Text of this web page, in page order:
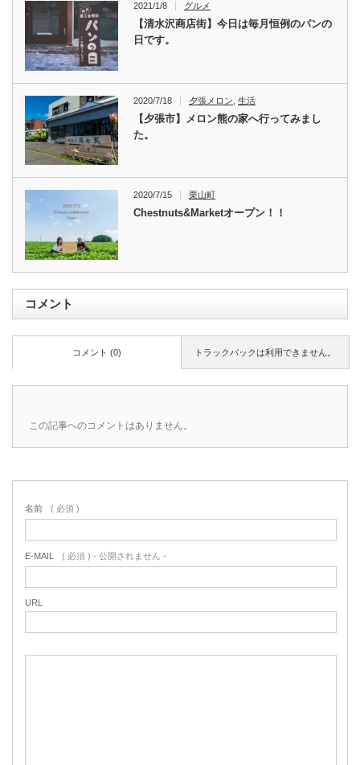
2021/1/8 グルメ
【清水沢商店街】今日は毎月恒例のパンの
日です。
2020/7/18 夕張メロン ,生活
【夕張市】メロン熊の家へ行ってみまし
た。
2020/7/15 栗山町
Chestnuts&Marketオープン！！
コメント
トラックバックは利用できません。
コメント (0)
この記事へのコメントはありません。
名前 ( 必須 )
E-MAIL ( 必須 ) - 公開されません -
URL